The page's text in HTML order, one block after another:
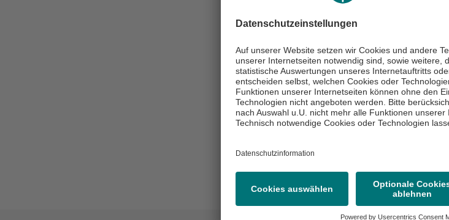
es schwieriger, die genaue Ursache der
Hüftkopfnekrose. Falls Sie diese oder
empfehlen wir Ihnen, zeitnah eine Ärztin
den Einrichtungen von Asklepios bieten wir
Betreuung auf höchstem Niveau. Unsere
gründlich, um gemeinsam mit Ihnen die